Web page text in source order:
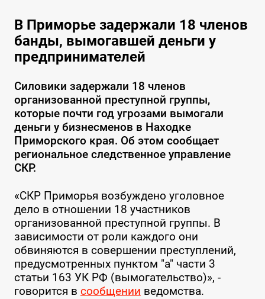
В Приморье задержали 18 членов
банды, вымогавшей деньги у
предпринимателей
Силовики задержали 18 членов
организованной преступной группы,
которые почти год угрозами вымогали
деньги у бизнесменов в Находке
Приморского края. Об этом сообщает
региональное следственное управление
СКР.
«СКР Приморья возбуждено уголовное
дело в отношении 18 участников
организованной преступной группы. В
зависимости от роли каждого они
обвиняются в совершении преступлений,
предусмотренных пунктом "а" части 3
статьи 163 УК РФ (вымогательство)», -
говорится в сообщении ведомства.